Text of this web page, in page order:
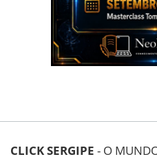
CLICK SERGIPE - O